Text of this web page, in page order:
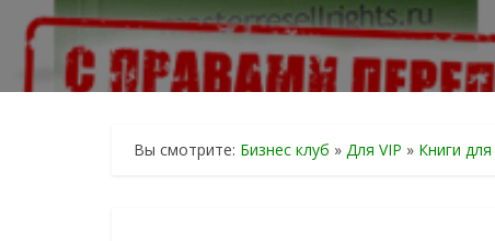
Вы смотрите: Бизнес клуб » Для VIP » Книги